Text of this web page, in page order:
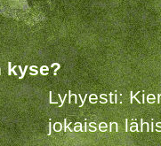
kyse?
Lyhyesti:
jokaisen